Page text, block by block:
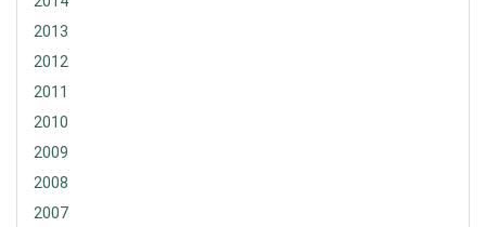
2013
2012
2011
2010
2009
2008
2007